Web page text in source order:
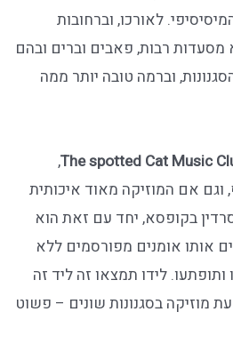
לאורכו, וברחובות
מסעדות רבות, פאבים וברים ובהם
וברמה טובה יותר ממה
The spotted Cat Music
,
וגם אם המוזיקה מאוד איכותית
בקופסא, יחד עם זאת הוא
אותו אומנים מפורסמים ללא
לידו תמצאו זה ליד זה
מוזיקה בסגנונות שונים – פשוט